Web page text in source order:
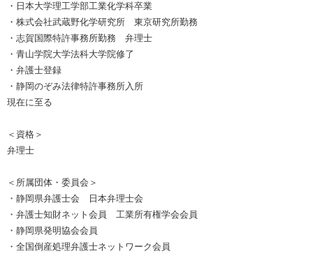
・日本大学理工学部工業化学科卒業
・株式会社武蔵野化学研究所 東京研究所勤務
・志賀国際特許事務所勤務 弁理士
・青山学院大学法科大学院修了
・弁護士登録
・静岡のぞみ法律特許事務所入所
現在に至る
＜資格＞
弁理士
＜所属団体・委員会＞
・静岡県弁護士会 日本弁理士会
・弁護士知財ネット会員 工業所有権学会会員
・静岡県発明協会会員
・全国倒産処理弁護士ネットワーク会員